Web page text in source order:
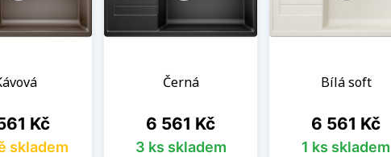
Kč
skladem
Černá
Cena
6 561 Kč
3 ks skladem
Bílá soft
Cena
6 561 Kč
1 ks skladem